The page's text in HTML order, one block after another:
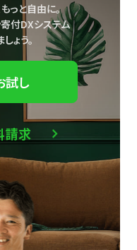
っと自由に。
付DXシステム
ょう。
試し
請求